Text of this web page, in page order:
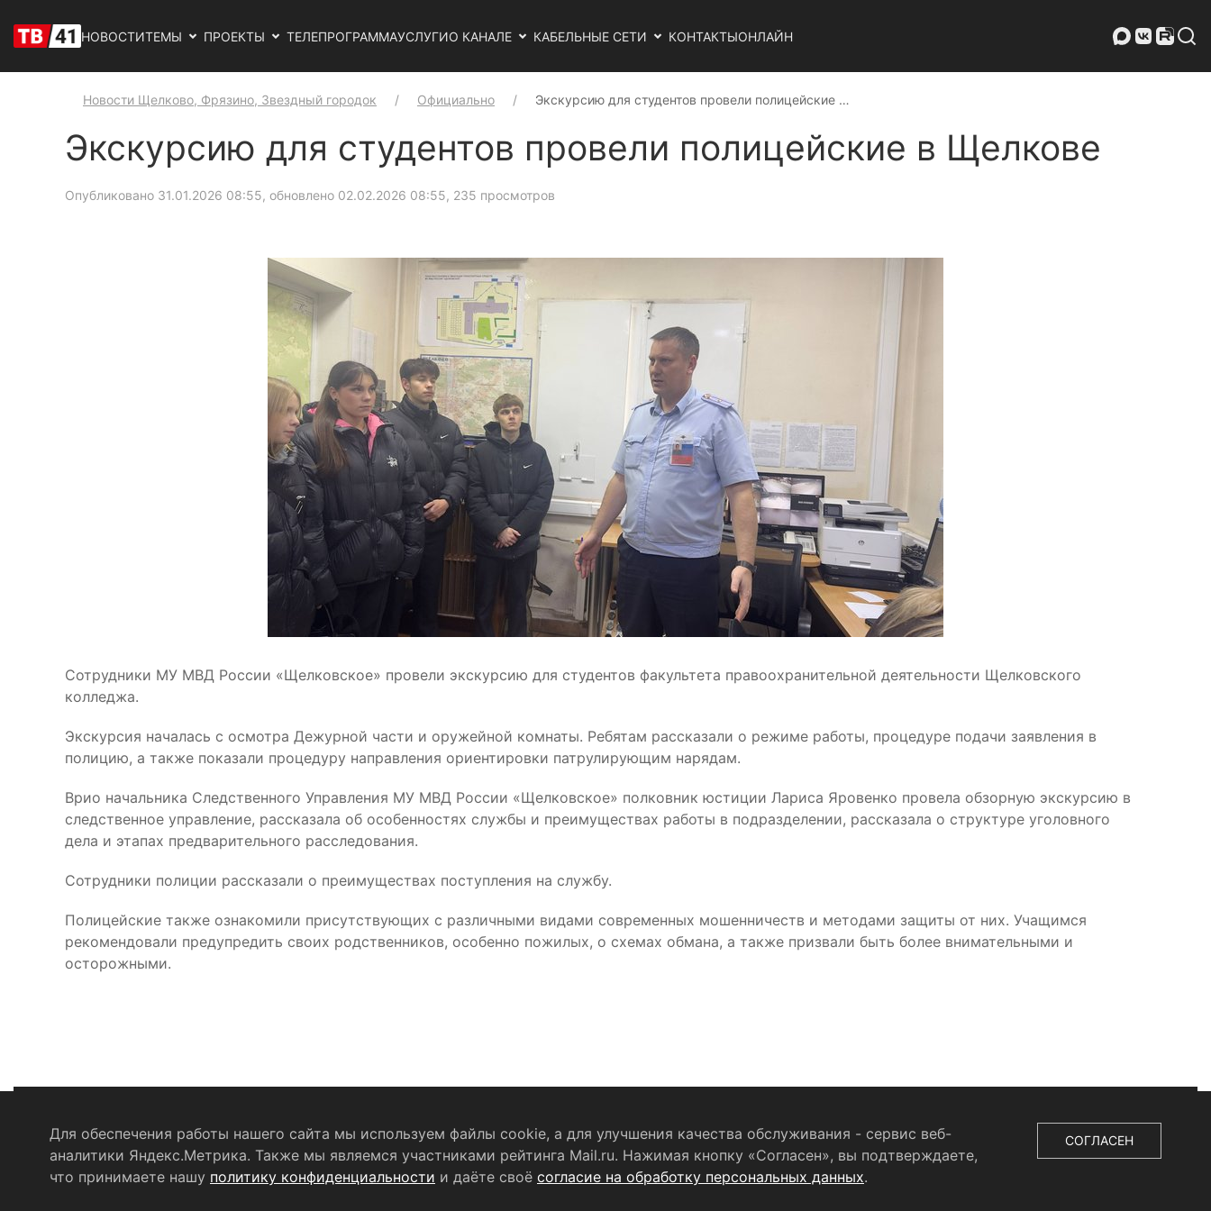
НОВОСТИТЕМЫ ПРОЕКТЫ ТЕЛЕПРОГРАММАУСЛУГИО КАНАЛЕ КАБЕЛЬНЫЕ СЕТИ КОНТАКТЫОНЛАЙН
Новости Щелково, Фрязино, Звездный городок Официально Экскурсию для студентов провели полицейские …
Экскурсию для студентов провели полицейские в Щелкове
Опубликовано 31.01.2026 08:55, обновлено 02.02.2026 08:55, 235 просмотров
Сотрудники МУ МВД России «Щелковское» провели экскурсию для студентов факультета правоохранительной деятельности Щелковского
колледжа.
Экскурсия началась с осмотра Дежурной части и оружейной комнаты. Ребятам рассказали о режиме работы, процедуре подачи заявления в
полицию, а также показали процедуру направления ориентировки патрулирующим нарядам.
Врио начальника Следственного Управления МУ МВД России «Щелковское» полковник юстиции Лариса Яровенко провела обзорную экскурсию в
следственное управление, рассказала об особенностях службы и преимуществах работы в подразделении, рассказала о структуре уголовного
дела и этапах предварительного расследования.
Сотрудники полиции рассказали о преимуществах поступления на службу.
Полицейские также ознакомили присутствующих с различными видами современных мошенничеств и методами защиты от них. Учащимся
рекомендовали предупредить своих родственников, особенно пожилых, о схемах обмана, а также призвали быть более внимательными и
осторожными.
Политика конфиденциальности Согласие на обработку персональных данных RSS-лента
© 2004 - 2026 Сетевое издание Щёлковское ТВ. Свидетельство о регистрации СМИ ЭЛ № ФС 77 - 79754 от 07.12.2020 г.
Для обеспечения работы нашего сайта мы используем файлы cookie, а для улучшения качества обслуживания - сервис веб-
аналитики Яндекс.Метрика. Также мы являемся участниками рейтинга Mail.ru. Нажимая кнопку «Согласен», вы подтверждаете,
что принимаете нашу политику конфиденциальности и даёте своё согласие на обработку персональных данных.
СОГЛАСЕН